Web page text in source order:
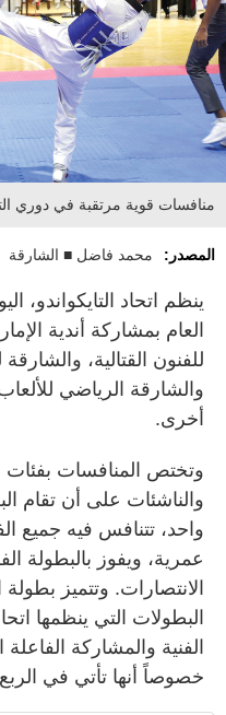
منافسات قوية مرتقبة في دوري
المصدر: محمد فاضل ■ الشارقة
ينظم اتحاد التايكواندو،
العام بمشاركة أندية
للفنون القتالية،
والشارقة الرياضي للألعاب
أخرى.
وتختص المنافسات بفئات
والناشئات على أن تقام
واحد، تتنافس فيه جميع
عمرية، ويفوز بالبطولة
الانتصارات. وتتميز بطولة
البطولات التي ينظمها
الفنية والمشاركة
خصوصاً أنها تأتي في